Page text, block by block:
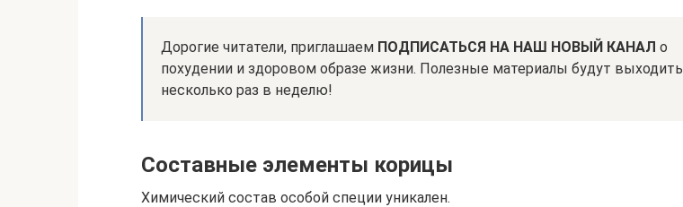
Дорогие читатели, приглашаем ПОДПИСАТЬСЯ НА НАШ НОВЫЙ КАНАЛ о
похудении и здоровом образе жизни. Полезные материалы будут выходить
несколько раз в неделю!
Составные элементы корицы
Химический состав особой специи уникален.